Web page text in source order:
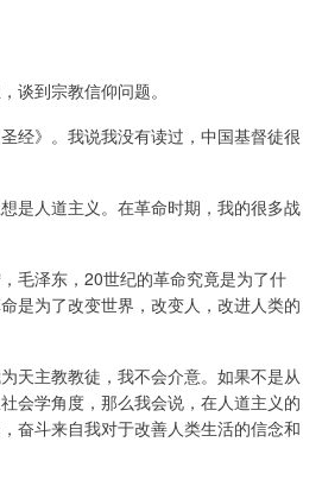
谈到宗教信仰问题。
经》。我说我没有读过，中国基督徒很
是人道主义。在革命时期，我的很多战
毛泽东，20世纪的革命究竟是为了什
是为了改变世界，改变人，改进人类的
天主教教徒，我不会介意。如果不是从
会学角度，那么我会说，在人道主义的
奋斗来自我对于改善人类生活的信念和